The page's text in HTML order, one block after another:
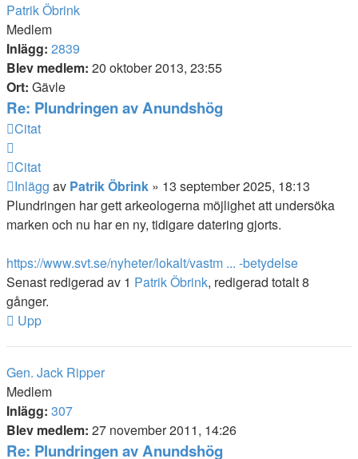
Patrik Öbrink
Medlem
Inlägg: 2839
Blev medlem: 20 oktober 2013, 23:55
Ort: Gävle
Re: Plundringen av Anundshög
Citat
Citat
Inlägg av Patrik Öbrink » 13 september 2025, 18:13
Plundringen har gett arkeologerna möjlighet att undersöka
marken och nu har en ny, tidigare datering gjorts.
https://www.svt.se/nyheter/lokalt/vastm ... -betydelse
Senast redigerad av 1 Patrik Öbrink, redigerad totalt 8
gånger.
Upp
Gen. Jack Ripper
Medlem
Inlägg: 307
Blev medlem: 27 november 2011, 14:26
Re: Plundringen av Anundshög